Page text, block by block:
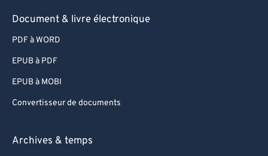
Document & livre électronique
PDF à WORD
EPUB à PDF
EPUB à MOBI
Convertisseur de documents
Archives & temps